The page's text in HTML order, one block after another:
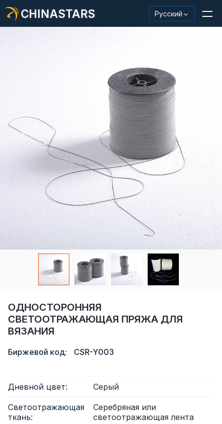
CHINASTARS Русский
Светоотражающий материал/лента
Модная светоотражающая ткань
Защитная одежда
Светящийся в темноте материал
Промышленная отделка для мытья
О КИНАССТАРС
Новый продукт
Каталог
ОДНОСТОРОННЯЯ
СВЕТООТРАЖАЮЩАЯ ПРЯЖА ДЛЯ
ВЯЗАНИЯ
Биржевой код: CSR-Y003
Дневной цвет: Серый
Светоотражающая
ткань:
Серебряная или
светоотражающая лента